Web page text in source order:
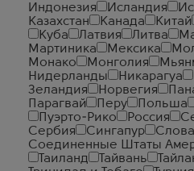
Индонезия
Исландия
Казахстан
Канада Китай
Куба
Латвия Литва
Мартиника
Мексика
Монако
Монголия
Нидерланды
Никарагуа
Зеландия
Норвегия
Парагвай
Перу Польша
Пуэрто-Рико
Россия
Сербия
Сингапур
Соединенные Штаты
Таиланд
Тайвань